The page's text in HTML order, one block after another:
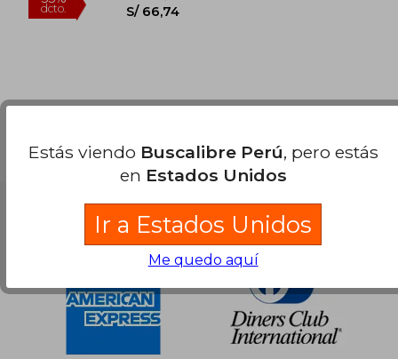
55% S/ 148,32
S/ 66,74
Nuestras Formas de Pago
Estás viendo Buscalibre Perú, pero estás
en Estados Unidos
Ir a Estados Unidos
Me quedo aquí